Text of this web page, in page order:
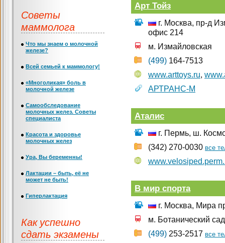
Арт Тойз
г. Москва, пр-д
офис 214
м. Измайловская
(499) 164-7513
www.arttoys.ru,
АРТРАНС-М
Аталис
г. Пермь, ш.
(342) 270-0030 все
В мир спорта
г. Москва, Мира
м. Ботанический сад
(499) 253-2517 все
Советы
маммолога
Что мы знаем о молочной
железе?
Всей семьей к маммологу!
«Многоликая» боль в
молочной железе
Самообследование
молочных желез. Советы
специалиста
Красота и здоровье
молочных желез
Ура, Вы беременны!
Лактации – быть, её не
может не быть!
Гиперлактация
Как успешно
сдать экзамены